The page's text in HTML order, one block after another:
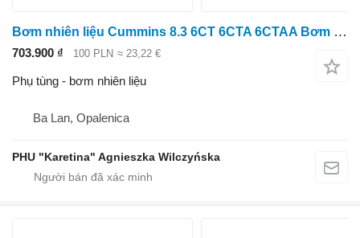
Bơm nhiên liệu Cummins 8.3 6CT 6CTA 6CTAA Bơm cấp nhiên liệu Cummins 3936316
703.900 ₫ 100 PLN ≈ 23,22 €
Phụ tùng - bơm nhiên liệu
Ba Lan, Opalenica
PHU "Karetina" Agnieszka Wilczyńska